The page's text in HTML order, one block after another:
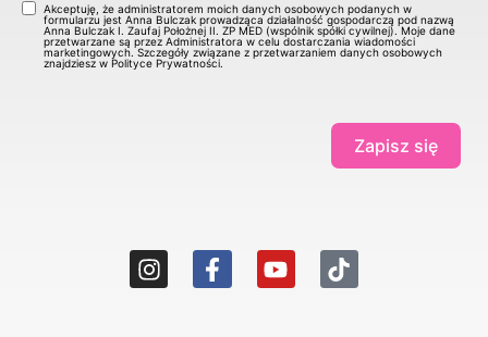
Akceptuję, że administratorem moich danych osobowych podanych w
formularzu jest Anna Bulczak prowadząca działalność gospodarczą pod nazwą
Anna Bulczak I. Zaufaj Położnej II. ZP MED (wspólnik spółki cywilnej). Moje dane
przetwarzane są przez Administratora w celu dostarczania wiadomości
marketingowych. Szczegóły związane z przetwarzaniem danych osobowych
znajdziesz w Polityce Prywatności.
Zapisz się